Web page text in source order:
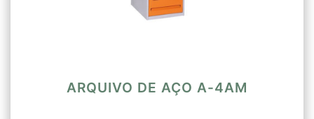
ARQUIVO DE AÇO A-4AM